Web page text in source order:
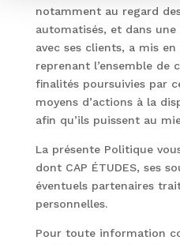
notamment au regard
automatisés, et dans
avec ses clients, a mis
reprenant l’ensemble de
finalités poursuivies par
moyens d’actions à la
afin qu’ils puissent au
La présente Politique
dont CAP ÉTUDES, ses
éventuels partenaires
personnelles.
Pour toute information